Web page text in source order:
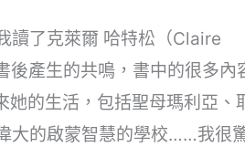
讀了克萊爾 哈特松（Claire
產生的共鳴，書中的很多內
的生活，包括聖母瑪利亞、
大的啟蒙智慧的學校……我很